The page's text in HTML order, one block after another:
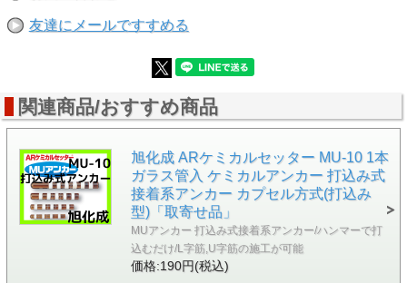
友達にメールですすめる
関連商品/おすすめ商品
旭化成 ARケミカルセッター MU-10 1本
ガラス管入 ケミカルアンカー 打込み式
接着系アンカー カプセル方式(打込み
型)「取寄せ品」
MUアンカー 打込み式接着系アンカー/ハンマーで打
込むだけ/L字筋,U字筋の施工が可能
価格:190円(税込)